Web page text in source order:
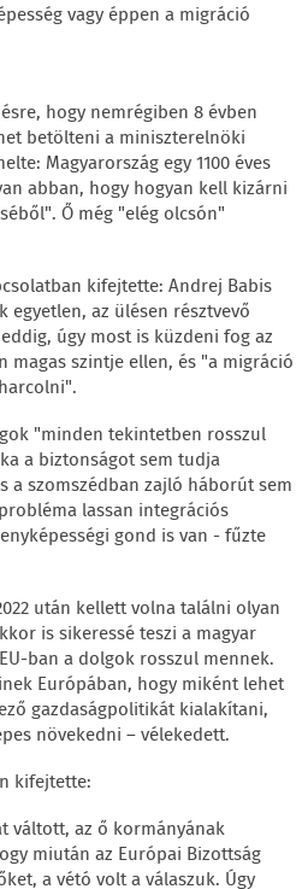
vagy éppen a migráció
hogy nemrégiben 8 évben
betölteni a miniszterelnöki
Magyarország egy 1100 éves
abban, hogy hogyan kell kizárni
Ő még "elég olcsón"
kifejtette: Andrej Babis
az ülésen résztvevő
úgy most is küzdeni fog az
magas szintje ellen, és "a migráció
"minden tekintetben rosszul
a biztonságot sem tudja
a szomszédban zajló háborút sem
lassan integrációs
gond is van - fűzte
után kellett volna találni olyan
is sikeressé teszi a magyar
ban a dolgok rosszul mennek.
Európában, hogy miként lehet
gazdaságpolitikát kialakítani,
növekedni – vélekedett.
kifejtette:
váltott, az ő kormányának
miután az Európai Bizottság
a vétó volt a válaszuk. Úgy